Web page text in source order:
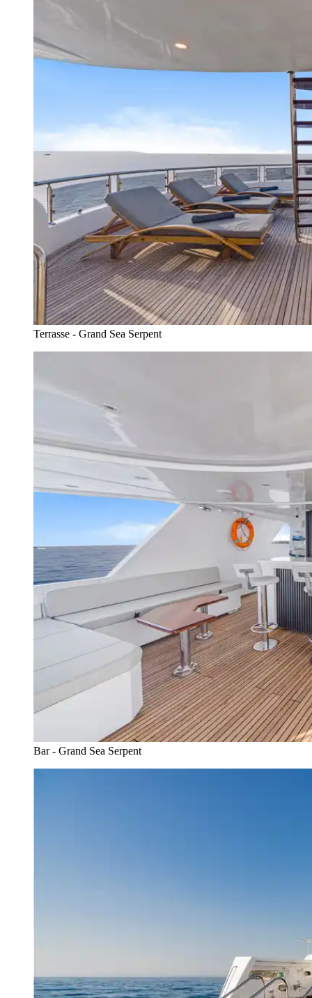
Terrasse - Grand Sea Serpent
Bar - Grand Sea Serpent